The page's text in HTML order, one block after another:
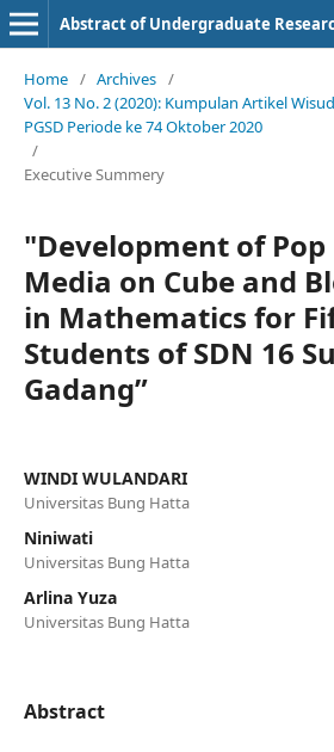
Home / Archives /
Vol. 13 No. 2 (2020): Kumpulan Artikel
PGSD Periode ke 74 Oktober 2020
/
Executive Summery
"Development of Pop
Media on Cube and
in Mathematics for
Students of SDN 16
Gadang”
WINDI WULANDARI
Universitas Bung Hatta
Niniwati
Universitas Bung Hatta
Arlina Yuza
Universitas Bung Hatta
Abstract